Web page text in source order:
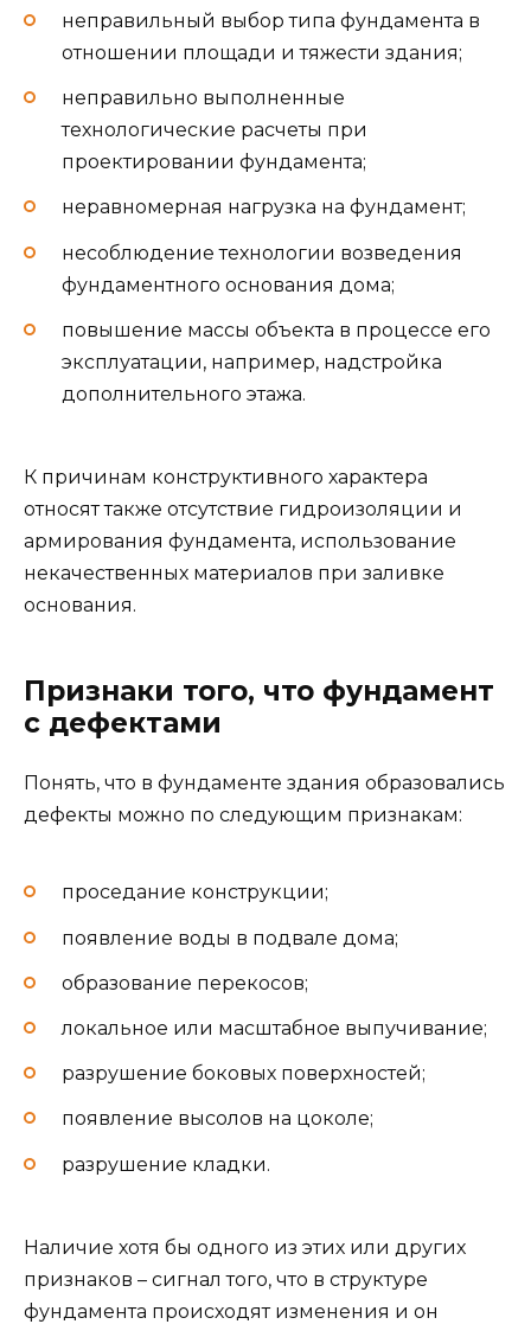
неправильный выбор типа фундамента в
отношении площади и тяжести здания;
неправильно выполненные
технологические расчеты при
проектировании фундамента;
неравномерная нагрузка на фундамент;
несоблюдение технологии возведения
фундаментного основания дома;
повышение массы объекта в процессе его
эксплуатации, например, надстройка
дополнительного этажа.
К причинам конструктивного характера
относят также отсутствие гидроизоляции и
армирования фундамента, использование
некачественных материалов при заливке
основания.
Признаки того, что фундамент
с дефектами
Понять, что в фундаменте здания образовались
дефекты можно по следующим признакам:
проседание конструкции;
появление воды в подвале дома;
образование перекосов;
локальное или масштабное выпучивание;
разрушение боковых поверхностей;
появление высолов на цоколе;
разрушение кладки.
Наличие хотя бы одного из этих или других
признаков – сигнал того, что в структуре
фундамента происходят изменения и он